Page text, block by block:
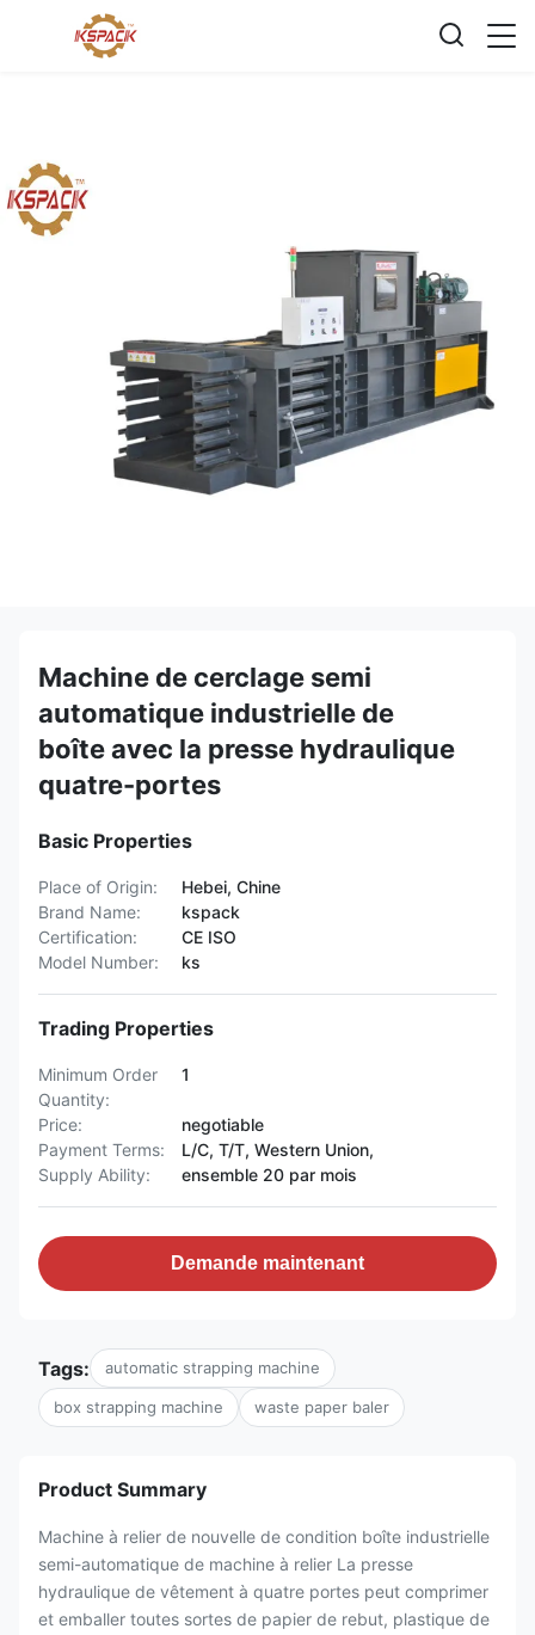
Machine de cerclage semi
automatique industrielle de
boîte avec la presse hydraulique
quatre-portes
Basic Properties
Place of Origin:
Hebei, Chine
Brand Name:
kspack
Certification:
CE ISO
Model Number:
ks
Trading Properties
Minimum Order
Quantity:
1
Price:
negotiable
Payment Terms:
L/C, T/T, Western Union,
Supply Ability:
ensemble 20 par mois
Demande maintenant
Tags: automatic strapping machine
box strapping machine waste paper baler
Product Summary
Machine à relier de nouvelle de condition boîte industrielle
semi-automatique de machine à relier La presse
hydraulique de vêtement à quatre portes peut comprimer
et emballer toutes sortes de papier de rebut, plastique de